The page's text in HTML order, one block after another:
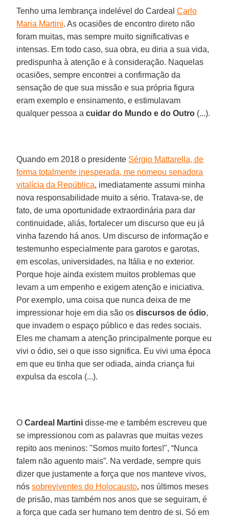
Tenho uma lembrança indelével do CardealCarlo
Maria Martini. As ocasiões de encontro direto não
foram muitas, mas sempre muito significativas e
intensas. Em todo caso, sua obra, eu diria a sua vida,
predispunha à atenção e à consideração. Naquelas
ocasiões, sempre encontrei a confirmação da
sensação de que sua missão e sua própria figura
eram exemplo e ensinamento, e estimulavam
qualquer pessoa acuidar do Mundo e do Outro (...).
Quando em 2018 o presidente Sérgio Mattarella, de
forma totalmente inesperada, me nomeou senadora
vitalícia da República, imediatamente assumi minha
nova responsabilidade muito a sério. Tratava-se, de
fato, de uma oportunidade extraordinária para dar
continuidade, aliás, fortalecer um discurso que eu já
vinha fazendo há anos. Um discurso de informação e
testemunho especialmente para garotos e garotas,
em escolas, universidades, na Itália e no exterior.
Porque hoje ainda existem muitos problemas que
levam a um empenho e exigem atenção e iniciativa.
Por exemplo, uma coisa que nunca deixa de me
impressionar hoje em dia são osdiscursos de ódio,
que invadem o espaço público e das redes sociais.
Eles me chamam a atenção principalmente porque eu
vivi o ódio, sei o que isso significa. Eu vivi uma época
em que eu tinha que ser odiada, ainda criança fui
expulsa da escola (...).
O Cardeal Martini disse-me e também escreveu que
se impressionou com as palavras que muitas vezes
repito aos meninos: "Somos muito fortes!", “Nunca
falem não aguento mais”. Na verdade, sempre quis
dizer que justamente a força que nos manteve vivos,
nóssobreviventes do Holocausto, nos últimos meses
de prisão, mas também nos anos que se seguiram, é
a força que cada ser humano tem dentro de si. Só em